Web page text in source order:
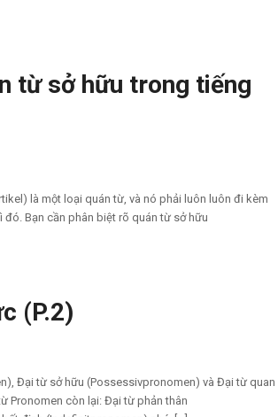
từ sở hữu trong tiếng
là một loại quán từ, và nó phải luôn luôn đi kèm
Bạn cần phân biệt rõ quán từ sở hữu
(P.2)
Đại từ sở hữu (Possessivpronomen) và Đại từ quan
Pronomen còn lại: Đại từ phản thân